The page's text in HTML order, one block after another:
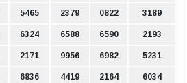
5465 2379 0822 3189
6324 6588 6590 2193
2171 9956 6982 5231
6836 4419 2164 6034